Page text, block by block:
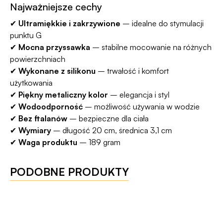
Najważniejsze cechy
✔ Ultramiękkie i zakrzywione – idealne do stymulacji
punktu G
✔ Mocna przyssawka – stabilne mocowanie na różnych
powierzchniach
✔ Wykonane z silikonu – trwałość i komfort
użytkowania
✔ Piękny metaliczny kolor – elegancja i styl
✔ Wodoodporność – możliwość używania w wodzie
✔ Bez ftalanów – bezpieczne dla ciała
✔ Wymiary – długość 20 cm, średnica 3,1 cm
✔ Waga produktu – 189 gram
PODOBNE PRODUKTY